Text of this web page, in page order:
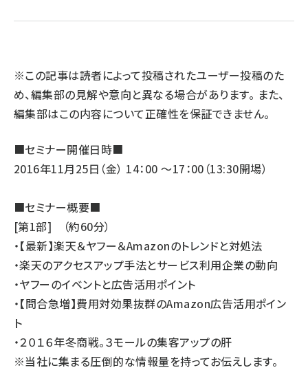
※この記事は読者によって投稿されたユーザー投稿のた
め、編集部の見解や意向と異なる場合があります。 また、
編集部はこの内容について正確性を保証できません。
■セミナー開催日時■
2016年11月25日（金） 14：00 ～17：00（13:30開場）
■セミナー概要■
[第1部] （約60分）
・【最新】楽天＆ヤフー＆Amazonのトレンドと対処法
・楽天のアクセスアップ手法とサービス利用企業の動向
・ヤフーのイベントと広告活用ポイント
・【問合急増】費用対効果抜群のAmazon広告活用ポイン
ト
・２０１６年冬商戦。３モールの集客アップの肝
※当社に集まる圧倒的な情報量を持ってお伝えします。